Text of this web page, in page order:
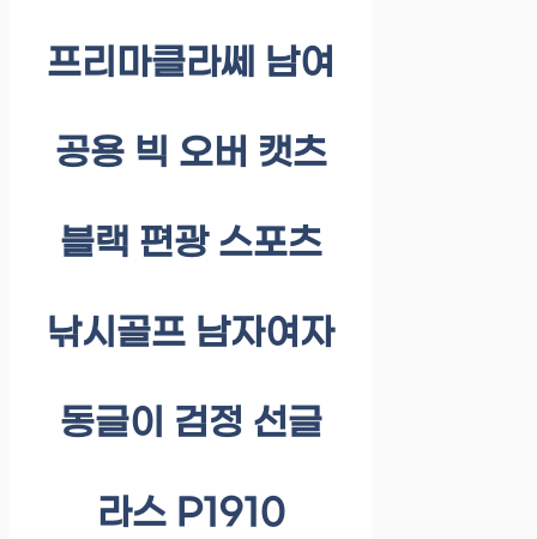
프리마클라쎄 남여
공용 빅 오버 캣츠
블랙 편광 스포츠
낚시골프 남자여자
동글이 검정 선글
라스 P1910